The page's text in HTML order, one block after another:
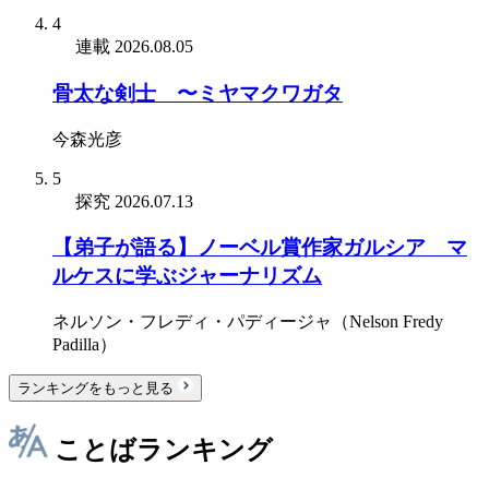
4
連載 2026.08.05
骨太な剣士 〜ミヤマクワガタ
今森光彦
5
探究 2026.07.13
【弟子が語る】ノーベル賞作家ガルシア゠マ
ルケスに学ぶジャーナリズム
ネルソン・フレディ・パディージャ（Nelson Fredy
Padilla）
ランキングをもっと見る
ことばランキング